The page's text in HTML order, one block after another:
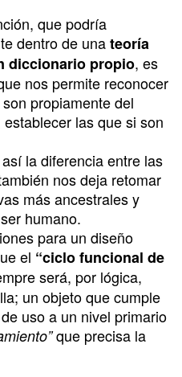
que podría
dentro de unateoría
diccionario propio, es
nos permite reconocer
propiamente del
las que si son
la diferencia entre las
nos deja retomar
más ancestrales y
humano.
para un diseño
el “ciclo funcional de
será, por lógica,
un objeto que cumple
uso a un nivel primario
que precisa la